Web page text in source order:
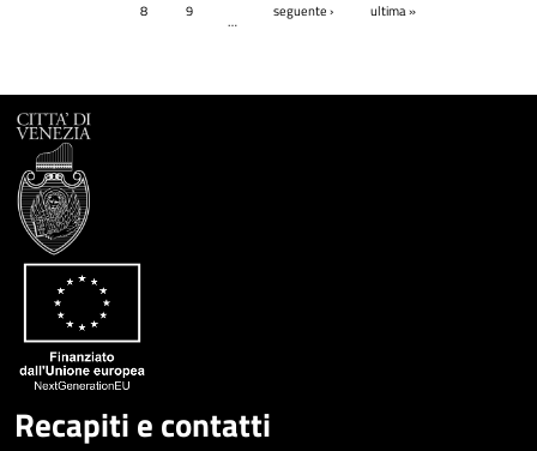
8 9
…
seguente › ultima »
Recapiti e contatti